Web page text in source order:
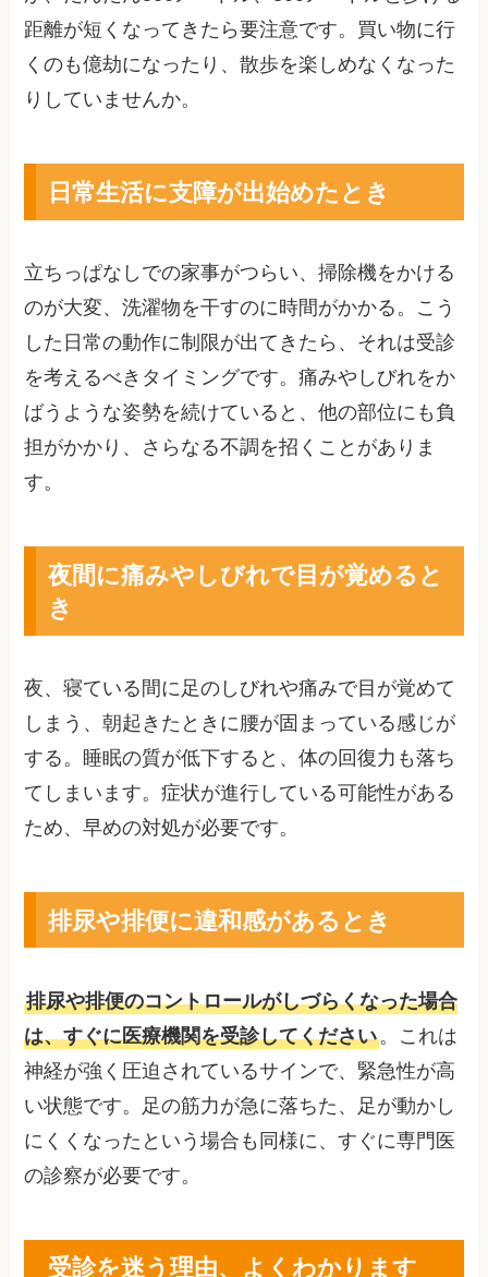
距離が短くなってきたら要注意です。買い物に行
くのも億劫になったり、散歩を楽しめなくなった
りしていませんか。
日常生活に支障が出始めたとき
立ちっぱなしでの家事がつらい、掃除機をかける
のが大変、洗濯物を干すのに時間がかかる。こう
した日常の動作に制限が出てきたら、それは受診
を考えるべきタイミングです。痛みやしびれをか
ばうような姿勢を続けていると、他の部位にも負
担がかかり、さらなる不調を招くことがありま
す。
夜間に痛みやしびれで目が覚めると
き
夜、寝ている間に足のしびれや痛みで目が覚めて
しまう、朝起きたときに腰が固まっている感じが
する。睡眠の質が低下すると、体の回復力も落ち
てしまいます。症状が進行している可能性がある
ため、早めの対処が必要です。
排尿や排便に違和感があるとき
排尿や排便のコントロールがしづらくなった場合
は、すぐに医療機関を受診してください。これは
神経が強く圧迫されているサインで、緊急性が高
い状態です。足の筋力が急に落ちた、足が動かし
にくくなったという場合も同様に、すぐに専門医
の診察が必要です。
受診を迷う理由、よくわかります